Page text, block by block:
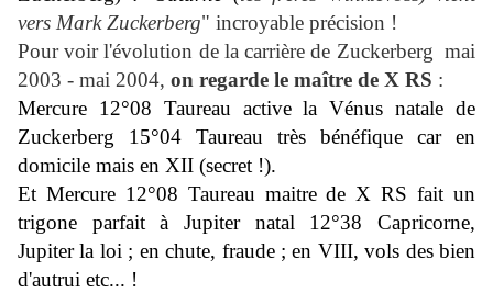
vers Mark Zuckerberg" incroyable précision !
Pour voir l'évolution de la carrière de Zuckerberg mai
2003 - mai 2004, on regarde le maître de X RS :
Mercure 12°08 Taureau active la Vénus natale de
Zuckerberg 15°04 Taureau très bénéfique car en
domicile mais en XII (secret !).
Et Mercure 12°08 Taureau maitre de X RS fait un
trigone parfait à Jupiter natal 12°38 Capricorne,
Jupiter la loi ; en chute, fraude ; en VIII, vols des bien
d'autrui etc... !